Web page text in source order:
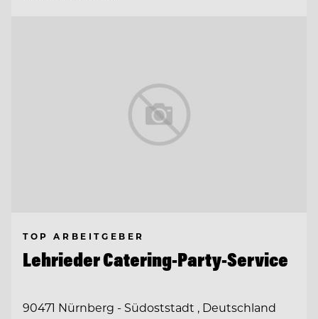
TOP ARBEITGEBER
Lehrieder Catering-Party-Service
90471 Nürnberg - Südoststadt , Deutschland